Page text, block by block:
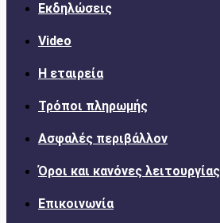
Εκδηλώσεις
Video
Η εταιρεία
Τρόποι πληρωμής
Ασφαλές περιβάλλον
Όροι και κανόνες λειτουργίας
Επικοινωνία